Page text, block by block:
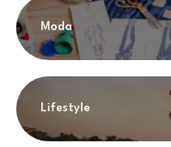
Moda
Lifestyle